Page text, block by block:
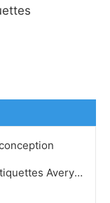
Comment faire pour convertir des étiquettes Avery 5160